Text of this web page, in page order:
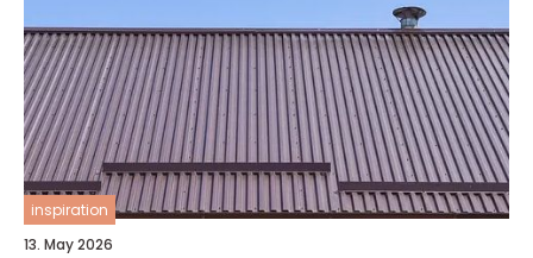
inspiration
13. May 2026